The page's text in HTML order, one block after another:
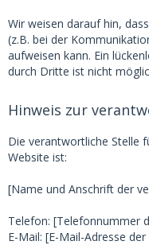
Wir weisen darauf hin,
(z.B. bei der
aufweisen kann. Ein
durch Dritte ist nicht
Hinweis zur
Die verantwortliche Stelle
Website ist:
[Name und Anschrift der
Telefon: [Telefonnummer
E-Mail: [E-Mail-Adresse